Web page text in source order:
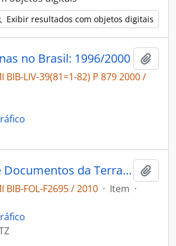
Exibir resultados com objetos digitais
no Brasil: 1996/2000
BIB-LIV-39(81=1-82) P 879 2000 /
Coletânea de Documentos da Terra Indígena Hi Merimã
BIB-FOL-F2695 / 2010 · Item ·